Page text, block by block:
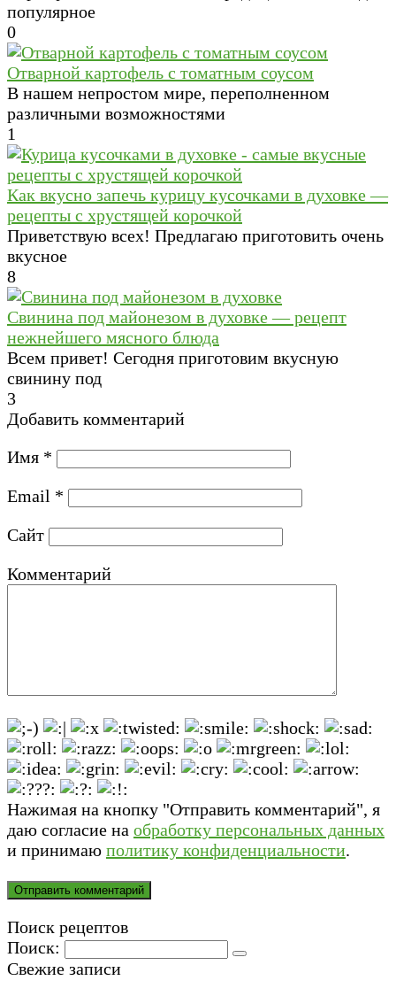
популярное
0
Отварной картофель с томатным соусом
В нашем непростом мире, переполненном
различными возможностями
1
Как вкусно запечь курицу кусочками в духовке —
рецепты с хрустящей корочкой
Приветствую всех! Предлагаю приготовить очень
вкусное
8
Свинина под майонезом в духовке — рецепт
нежнейшего мясного блюда
Всем привет! Сегодня приготовим вкусную
свинину под
3
Добавить комментарий
Имя *
Email *
Сайт
Комментарий
Нажимая на кнопку "Отправить комментарий", я
даю согласие на обработку персональных данных
и принимаю политику конфиденциальности.
Поиск рецептов
Поиск:
Свежие записи